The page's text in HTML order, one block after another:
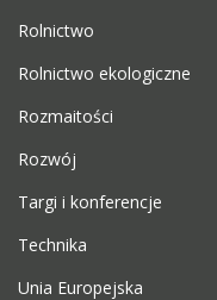
Rolnictwo
Rolnictwo ekologiczne
Rozmaitości
Rozwój
Targi i konferencje
Technika
Unia Europejska